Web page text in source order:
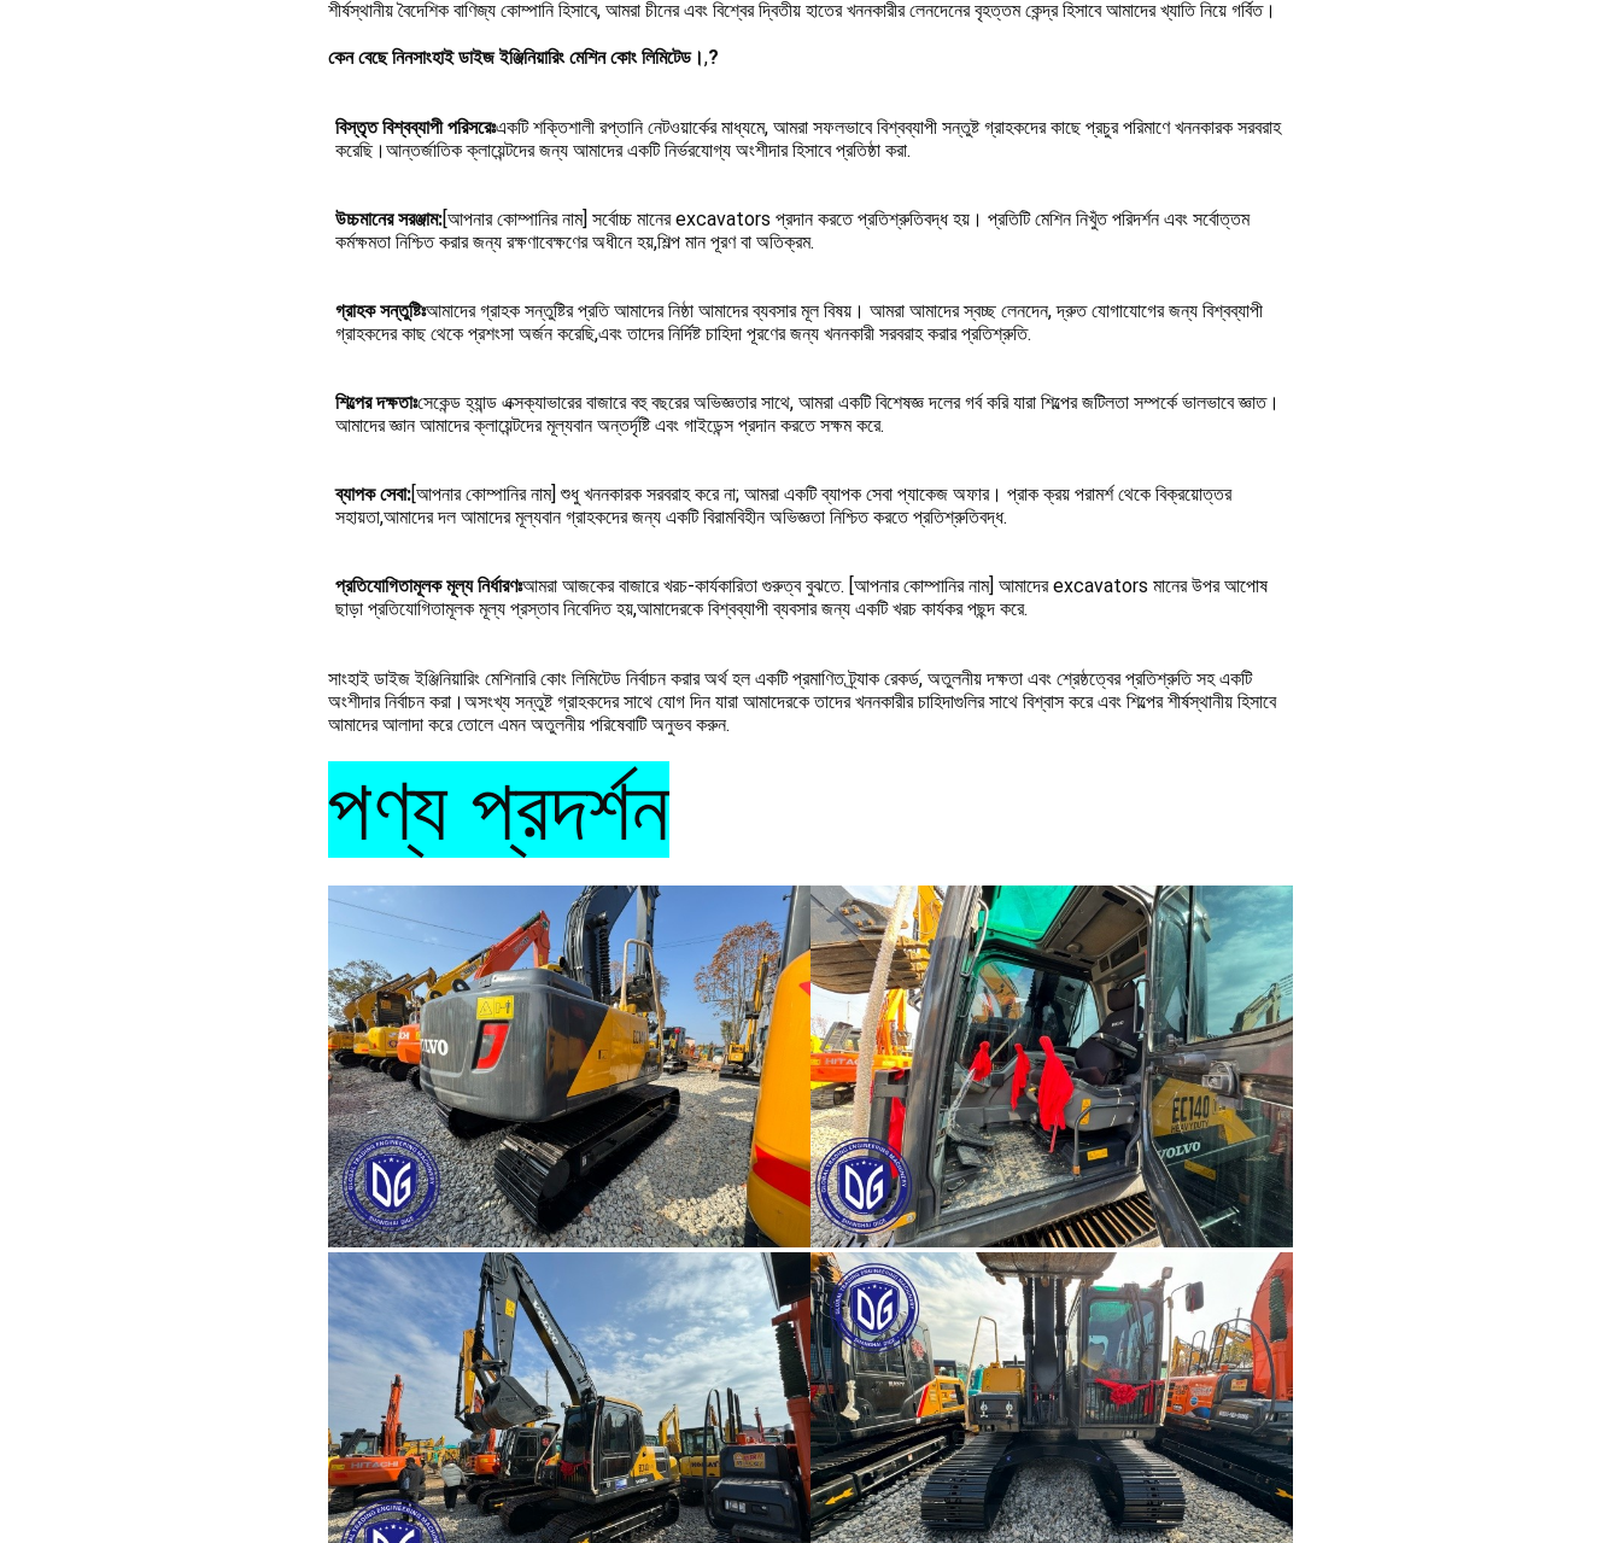
শীর্ষস্থানীয় বৈদেশিক বাণিজ্য কোম্পানি হিসাবে, আমরা চীনের এবং বিশ্বের দ্বিতীয় হাতের খননকারীর লেনদেনের বৃহত্তম কেন্দ্র হিসাবে আমাদের খ্যাতি নিয়ে গর্বিত।
কেন বেছে নিনসাংহাই ডাইজ ইঞ্জিনিয়ারিং মেশিন কোং লিমিটেড।,?
বিস্তৃত বিশ্বব্যাপী পরিসরেঃএকটি শক্তিশালী রপ্তানি নেটওয়ার্কের মাধ্যমে, আমরা সফলভাবে বিশ্বব্যাপী সন্তুষ্ট গ্রাহকদের কাছে প্রচুর পরিমাণে খননকারক সরবরাহ
করেছি।আন্তর্জাতিক ক্লায়েন্টদের জন্য আমাদের একটি নির্ভরযোগ্য অংশীদার হিসাবে প্রতিষ্ঠা করা.
উচ্চমানের সরঞ্জাম: [আপনার কোম্পানির নাম] সর্বোচ্চ মানের excavators প্রদান করতে প্রতিশ্রুতিবদ্ধ হয়। প্রতিটি মেশিন নিখুঁত পরিদর্শন এবং সর্বোত্তম
কর্মক্ষমতা নিশ্চিত করার জন্য রক্ষণাবেক্ষণের অধীনে হয়,শিল্প মান পূরণ বা অতিক্রম.
গ্রাহক সন্তুষ্টিঃআমাদের গ্রাহক সন্তুষ্টির প্রতি আমাদের নিষ্ঠা আমাদের ব্যবসার মূল বিষয়। আমরা আমাদের স্বচ্ছ লেনদেন, দ্রুত যোগাযোগের জন্য বিশ্বব্যাপী
গ্রাহকদের কাছ থেকে প্রশংসা অর্জন করেছি,এবং তাদের নির্দিষ্ট চাহিদা পূরণের জন্য খননকারী সরবরাহ করার প্রতিশ্রুতি.
শিল্পের দক্ষতাঃসেকেন্ড হ্যান্ড এক্সক্যাভারের বাজারে বহু বছরের অভিজ্ঞতার সাথে, আমরা একটি বিশেষজ্ঞ দলের গর্ব করি যারা শিল্পের জটিলতা সম্পর্কে ভালভাবে জ্ঞাত।
আমাদের জ্ঞান আমাদের ক্লায়েন্টদের মূল্যবান অন্তর্দৃষ্টি এবং গাইডেন্স প্রদান করতে সক্ষম করে.
ব্যাপক সেবা: [আপনার কোম্পানির নাম] শুধু খননকারক সরবরাহ করে না; আমরা একটি ব্যাপক সেবা প্যাকেজ অফার। প্রাক ক্রয় পরামর্শ থেকে বিক্রয়োত্তর
সহায়তা,আমাদের দল আমাদের মূল্যবান গ্রাহকদের জন্য একটি বিরামবিহীন অভিজ্ঞতা নিশ্চিত করতে প্রতিশ্রুতিবদ্ধ.
প্রতিযোগিতামূলক মূল্য নির্ধারণঃআমরা আজকের বাজারে খরচ-কার্যকারিতা গুরুত্ব বুঝতে. [আপনার কোম্পানির নাম] আমাদের excavators মানের উপর আপোষ
ছাড়া প্রতিযোগিতামূলক মূল্য প্রস্তাব নিবেদিত হয়,আমাদেরকে বিশ্বব্যাপী ব্যবসার জন্য একটি খরচ কার্যকর পছন্দ করে.
সাংহাই ডাইজ ইঞ্জিনিয়ারিং মেশিনারি কোং লিমিটেড নির্বাচন করার অর্থ হল একটি প্রমাণিত ট্র্যাক রেকর্ড, অতুলনীয় দক্ষতা এবং শ্রেষ্ঠত্বের প্রতিশ্রুতি সহ একটি
অংশীদার নির্বাচন করা।অসংখ্য সন্তুষ্ট গ্রাহকদের সাথে যোগ দিন যারা আমাদেরকে তাদের খননকারীর চাহিদাগুলির সাথে বিশ্বাস করে এবং শিল্পের শীর্ষস্থানীয় হিসাবে
আমাদের আলাদা করে তোলে এমন অতুলনীয় পরিষেবাটি অনুভব করুন.
পণ্য প্রদর্শন